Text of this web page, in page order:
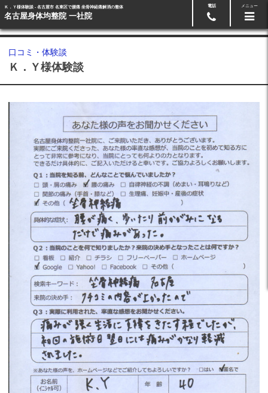
Ｋ．Ｙ様体験談 - 名古屋市 名東区で腰痛 坐骨神経痛解消の整体
名古屋身体均整院 一社院
電話 メニュー
口コミ・体験談
Ｋ．Ｙ様体験談
24時間ネット予約 052-778-2068